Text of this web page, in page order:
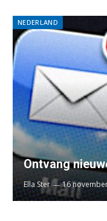
NEDERLAND
Ontvang
Ella Ster 16